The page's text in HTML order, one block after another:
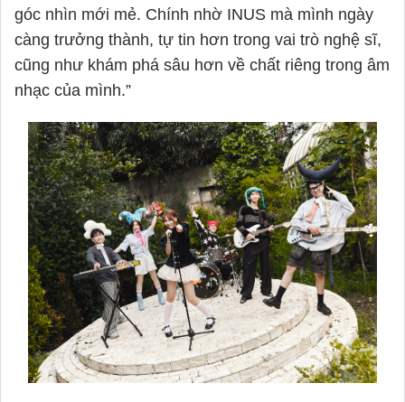
góc nhìn mới mẻ. Chính nhờ INUS mà mình ngày
càng trưởng thành, tự tin hơn trong vai trò nghệ sĩ,
cũng như khám phá sâu hơn về chất riêng trong âm
nhạc của mình.”